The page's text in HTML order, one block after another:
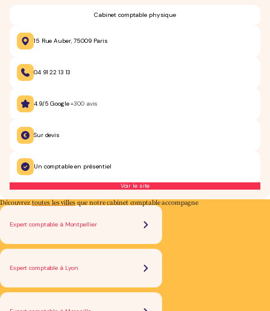
Cabinet comptable physique
15 Rue Auber, 75009 Paris
04 91 22 13 13
4.9/5 Google+300 avis
Sur devis
Un comptable en présentiel
Voir le site
Découvreztoutes les villesque notre cabinet comptable accompagne
Expert comptable à Montpellier
Expert comptable à Lyon